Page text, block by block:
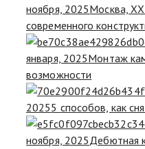
ноября, 2025Москва,
современного
января, 2025Монтаж
возможности
20255 способов, как
ноября, 2025 Дебютная